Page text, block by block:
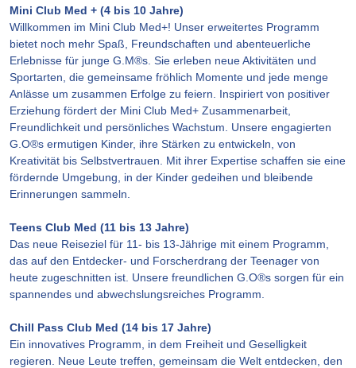
Mini Club Med + (4 bis 10 Jahre)
Willkommen im Mini Club Med+! Unser erweitertes Programm
bietet noch mehr Spaß, Freundschaften und abenteuerliche
Erlebnisse für junge G.M®s. Sie erleben neue Aktivitäten und
Sportarten, die gemeinsame fröhlich Momente und jede menge
Anlässe um zusammen Erfolge zu feiern. Inspiriert von positiver
Erziehung fördert der Mini Club Med+ Zusammenarbeit,
Freundlichkeit und persönliches Wachstum. Unsere engagierten
G.O®s ermutigen Kinder, ihre Stärken zu entwickeln, von
Kreativität bis Selbstvertrauen. Mit ihrer Expertise schaffen sie eine
fördernde Umgebung, in der Kinder gedeihen und bleibende
Erinnerungen sammeln.
Teens Club Med (11 bis 13 Jahre)
Das neue Reiseziel für 11- bis 13-Jährige mit einem Programm,
das auf den Entdecker- und Forscherdrang der Teenager von
heute zugeschnitten ist. Unsere freundlichen G.O®s sorgen für ein
spannendes und abwechslungsreiches Programm.
Chill Pass Club Med (14 bis 17 Jahre)
Ein innovatives Programm, in dem Freiheit und Geselligkeit
regieren. Neue Leute treffen, gemeinsam die Welt entdecken, den